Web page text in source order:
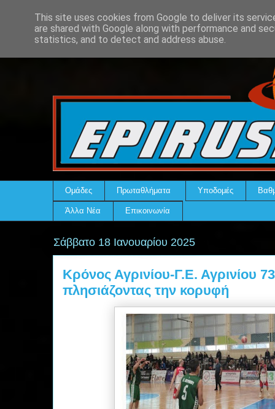
Ομάδες Πρωταθλήματα Υποδομές
Άλλα Νέα Επικοινωνία
Σάββατο 18 Ιανουαρίου 2025
Κρόνος Αγρινίου-Γ.Ε. Αγρινίου
πλησιάζοντας την κορυφή
This site uses cookies from Google to deliver its
are shared with Google along with performance and
statistics, and to detect and address abuse.